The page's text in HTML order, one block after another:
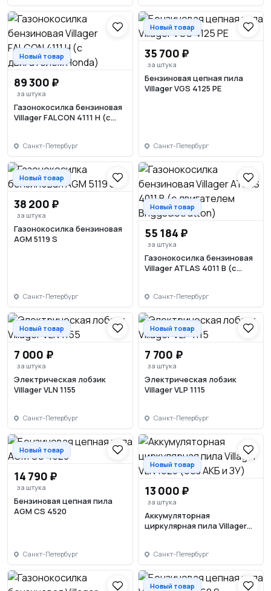
Новый товар
89 300 ₽
за штука
Газонокосилка бензиновая
Villager FALCON 4111 H (с
Санкт-Петербург
Новый товар
35 700 ₽
за штука
Бензиновая цепная пила
Villager VGS 4125 PE
Санкт-Петербург
Новый товар
38 200 ₽
за штука
Газонокосилка бензиновая
AGM 5119 S
Санкт-Петербург
Новый товар
55 184 ₽
за штука
Газонокосилка бензиновая
Villager ATLAS 4011 B (с
Санкт-Петербург
Новый товар
7 000 ₽
за штука
Электрическая лобзик
Villager VLN 1155
Санкт-Петербург
Новый товар
7 700 ₽
за штука
Электрическая лобзик
Villager VLP 1115
Санкт-Петербург
Новый товар
14 790 ₽
за штука
Бензиновая цепная пила
AGM CS 4520
Санкт-Петербург
Новый товар
13 000 ₽
за штука
Аккумуляторная
циркулярная пила Villager
Санкт-Петербург
Новый товар